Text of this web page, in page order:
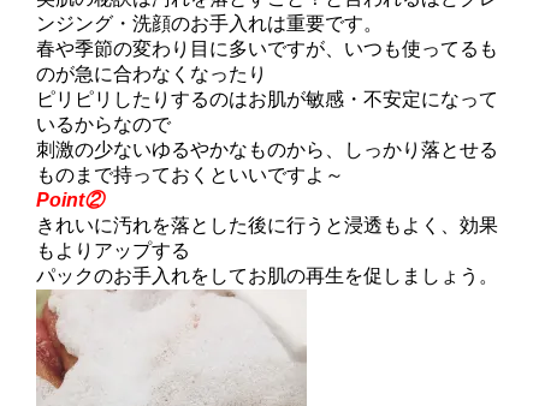
ンジング・洗顔のお手入れは重要です。
春や季節の変わり目に多いですが、いつも使ってるも
のが急に合わなくなったり
ピリピリしたりするのはお肌が敏感・不安定になって
いるからなので
刺激の少ないゆるやかなものから、しっかり落とせる
ものまで持っておくといいですよ～
Point②
きれいに汚れを落とした後に行うと浸透もよく、効果
もよりアップする
パックのお手入れをしてお肌の再生を促しましょう。